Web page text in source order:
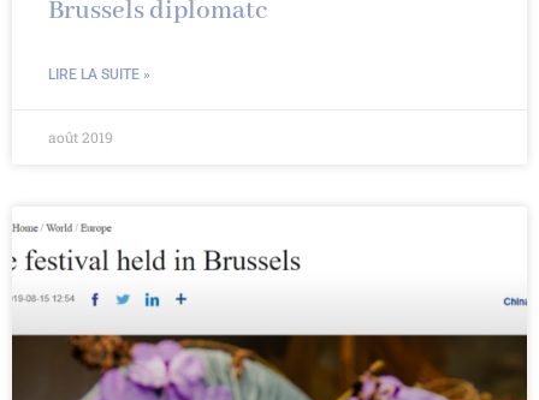
Brussels diplomatc
LIRE LA SUITE »
août 2019